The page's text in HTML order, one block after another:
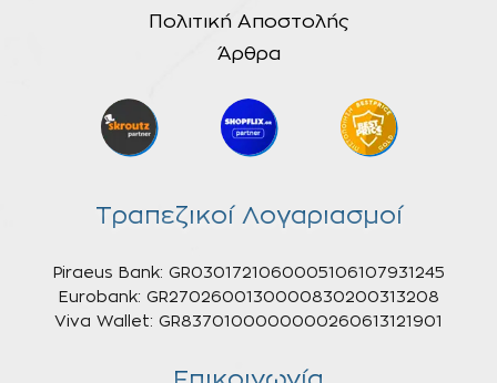
Πολιτική Αποστολής
Άρθρα
Τραπεζικοί Λογαριασμοί
Piraeus Bank: GR0301721060005106107931245
Eurobank: GR2702600130000830200313208
Viva Wallet: GR8370100000000260613121901